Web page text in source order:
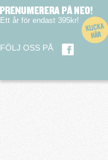
Ett år för endast 395kr!
FÖLJ OSS PÅ